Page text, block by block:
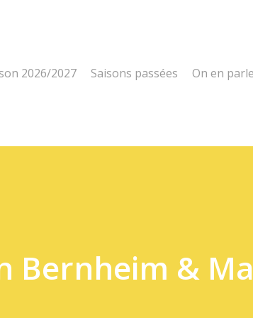
2026/2027 Saisons passées On en parle
Bernheim &